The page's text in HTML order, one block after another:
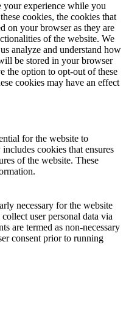
your experience while you
cookies, the cookies that
on your browser as they are
of the website. We
analyze and understand how
be stored in your browser
the option to opt-out of these
cookies may have an effect
for the website to
cookies that ensures
of the website. These
necessary for the website
user personal data via
are termed as non-necessary
consent prior to running